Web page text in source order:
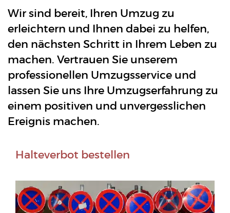
Wir sind bereit, Ihren Umzug zu
erleichtern und Ihnen dabei zu helfen,
den nächsten Schritt in Ihrem Leben zu
machen. Vertrauen Sie unserem
professionellen Umzugsservice und
lassen Sie uns Ihre Umzugserfahrung zu
einem positiven und unvergesslichen
Ereignis machen.
Halteverbot bestellen